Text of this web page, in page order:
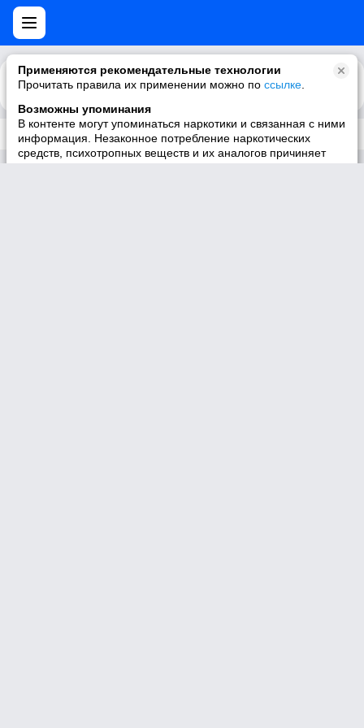
Применяются рекомендательные технологии
Прочитать правила их применении можно по ссылке
Возможны упоминания
В контенте могут упоминаться наркотики и связанная с ними
информация. Незаконное потребление наркотических
средств, психотропных веществ и их аналогов причиняет
Каталог Рекомендации
Трек не существует